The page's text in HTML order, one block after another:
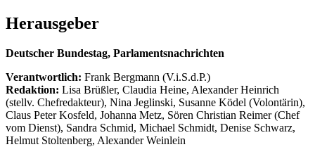
Herausgeber
Deutscher Bundestag, Parlamentsnachrichten
Verantwortlich: Frank Bergmann (V.i.S.d.P.)
Redaktion: Lisa Brüßler, Claudia Heine, Alexander Heinrich
(stellv. Chefredakteur), Nina Jeglinski, Susanne Ködel (Volontärin),
Claus Peter Kosfeld, Johanna Metz, Sören Christian Reimer (Chef
vom Dienst), Sandra Schmid, Michael Schmidt, Denise Schwarz,
Helmut Stoltenberg, Alexander Weinlein